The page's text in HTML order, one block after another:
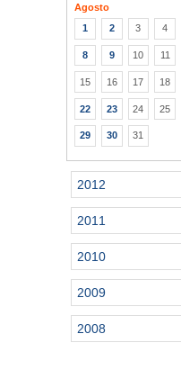
Agosto
1
2 3 4
8 9 10 11
15 16 17 18
22 23 24 25
29 30 31
2012
2011
2010
2009
2008